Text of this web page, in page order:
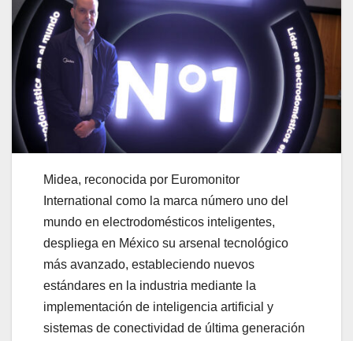
Midea, reconocida por Euromonitor
International como la marca número uno del
mundo en electrodomésticos inteligentes,
despliega en México su arsenal tecnológico
más avanzado, estableciendo nuevos
estándares en la industria mediante la
implementación de inteligencia artificial y
sistemas de conectividad de última generación